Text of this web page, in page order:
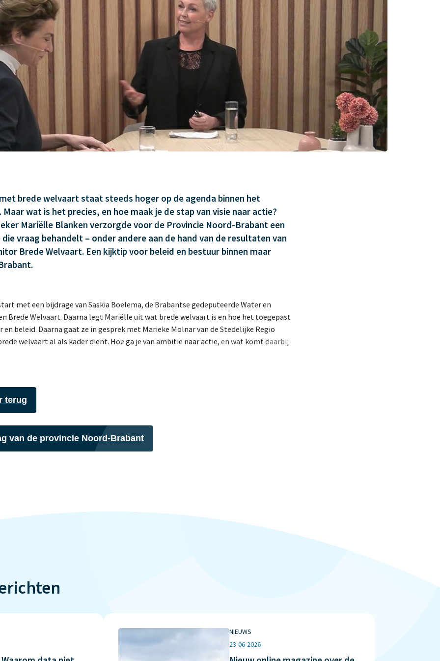
brede welvaart staat steeds hoger op de agenda binnen het
wat is het precies, en hoe maak je de stap van visie naar actie?
Mariëlle Blanken verzorgde voor de Provincie Noord-Brabant een
vraag behandelt – onder andere aan de hand van de resultaten van
Brede Welvaart. Een kijktip voor beleid en bestuur binnen maar
met een bijdrage van Saskia Boelema, de Brabantse gedeputeerde Water en
Brede Welvaart. Daarna legt Mariëlle uit wat brede welvaart is en hoe het toegepast
en beleid. Daarna gaat ze in gesprek met Marieke Molnar van de Stedelijke Regio
welvaart al als kader dient. Hoe ga je van ambitie naar actie, en wat komt daarbij
terug
van de provincie Noord-Brabant
NIEUWS
23-06-2026